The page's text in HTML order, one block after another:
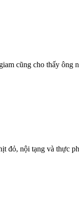
cũng cho thấy ông
đỏ, nội tạng và thực